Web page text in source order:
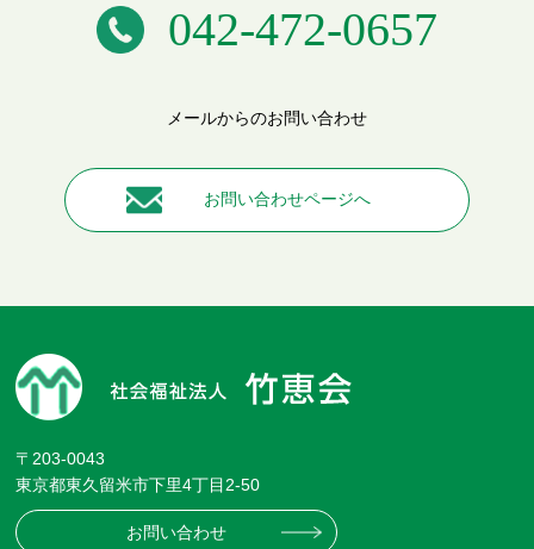
042-472-0657
メールからのお問い合わせ
お問い合わせページへ
〒203-0043
東京都東久留米市下里4丁目2-50
お問い合わせ